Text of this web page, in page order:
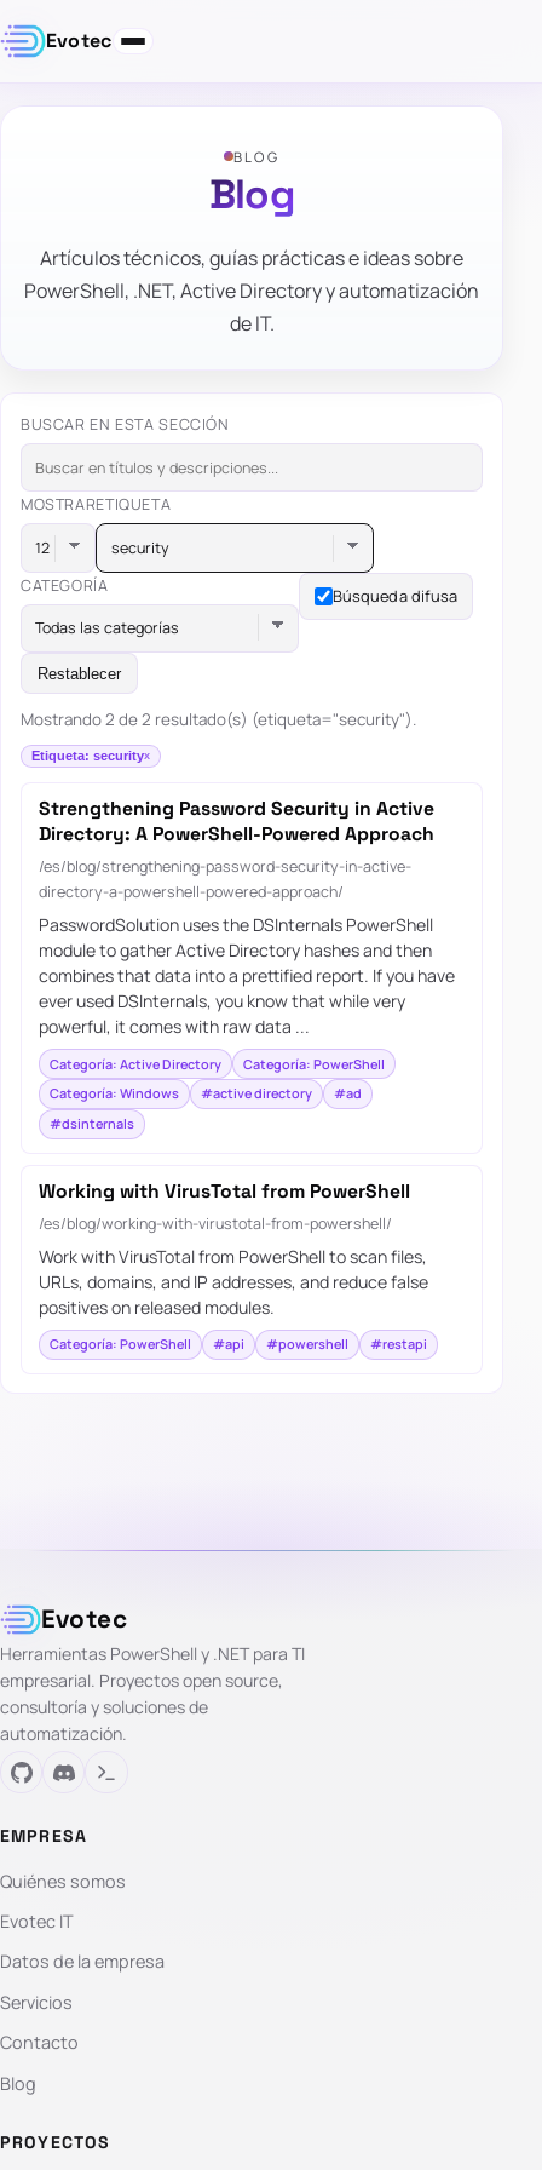
Evotec
BLOG
Blog
Artículos técnicos, guías prácticas e ideas sobre
PowerShell, .NET, Active Directory y automatización
de IT.
BUSCAR EN ESTA SECCIÓN
MOSTRARETIQUETA
security
CATEGORÍA
Todas las categorías
Búsqueda difusa
Restablecer
Mostrando 2 de 2 resultado(s) (etiqueta="security").
Etiqueta: security
Strengthening Password Security in Active
Directory: A PowerShell-Powered Approach
/es/blog/strengthening-password-security-in-active-
directory-a-powershell-powered-approach/
PasswordSolution uses the DSInternals PowerShell
module to gather Active Directory hashes and then
combines that data into a prettified report. If you have
ever used DSInternals, you know that while very
powerful, it comes with raw data ...
Categoría: Active Directory
Categoría: PowerShell
Categoría: Windows
#active directory
#ad
#dsinternals
Working with VirusTotal from PowerShell
/es/blog/working-with-virustotal-from-powershell/
Work with VirusTotal from PowerShell to scan files,
URLs, domains, and IP addresses, and reduce false
positives on released modules.
Categoría: PowerShell #api #powershell #restapi
Evotec
Herramientas PowerShell y .NET para TI
empresarial. Proyectos open source,
consultoría y soluciones de
automatización.
EMPRESA
Quiénes somos
Evotec IT
Datos de la empresa
Servicios
Contacto
Blog
PROYECTOS